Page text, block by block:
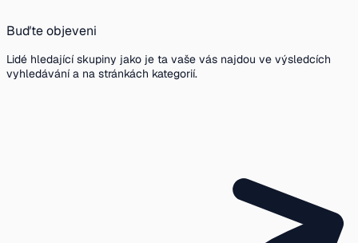
Buďte objeveni
Lidé hledající skupiny jako je ta vaše vás najdou ve výsledcích
vyhledávání a na stránkách kategorií.